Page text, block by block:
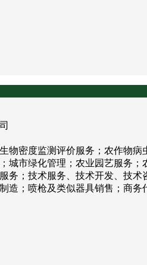
密度监测评价服务；农作物病
市绿化管理；农业园艺服务；
；技术服务、技术开发、技术
造；喷枪及类似器具销售；商